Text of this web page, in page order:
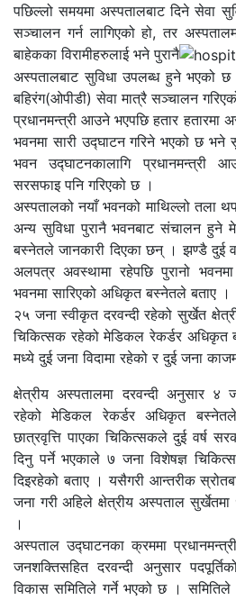
पछिल्लो समयमा अस्पतालबाट दिने सेवा
सञ्चालन गर्न लागिएको हो, तर
बाहेकका विरामीहरुलाई भने पुरानै
अस्पतालबाट सुविधा उपलब्ध हुने भएको छ
बहिरंग(ओपीडी) सेवा मात्रै सञ्चालन
प्रधानमन्त्री आउने भएपछि हतार हतारमा
भवनमा सारी उद्घाटन गरिने भएको छ भने
भवन उद्घाटनकालागि प्रधानमन्त्री
सरसफाइ पनि गरिएको छ ।
अस्पतालको नयाँ भवनको माथिल्लो तला
अन्य सुविधा पुरानै भवनबाट संचालन हुने
बस्नेतले जानकारी दिएका छन् । झण्डै दुई
अलपत्र अवस्थामा रहेपछि पुरानो
भवनमा सारिएको अधिकृत बस्नेतले बताए ।
२५ जना स्वीकृत दरवन्दी रहेको सुर्खेत
चिकित्सक रहेको मेडिकल रेकर्डर
मध्ये दुई जना विदामा रहेको र दुई जना
क्षेत्रीय अस्पतालमा दरवन्दी अनुसार ४
रहेको मेडिकल रेकर्डर अधिकृत
छात्रवृत्ति पाएका चिकित्सकले दुई वर्ष
दिनु पर्ने भएकाले ७ जना विशेषज्ञ
दिइरहेको बताए । यसैगरी आन्तरीक
जना गरी अहिले क्षेत्रीय अस्पताल
।
अस्पताल उद्घाटनका क्रममा
जनशक्तिसहित दरवन्दी अनुसार
विकास समितिले गर्ने भएको छ । समितिले